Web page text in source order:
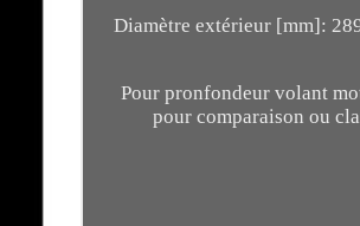
Diamètre extérieur [mm]:
Pour pronfondeur volant
pour comparaison ou